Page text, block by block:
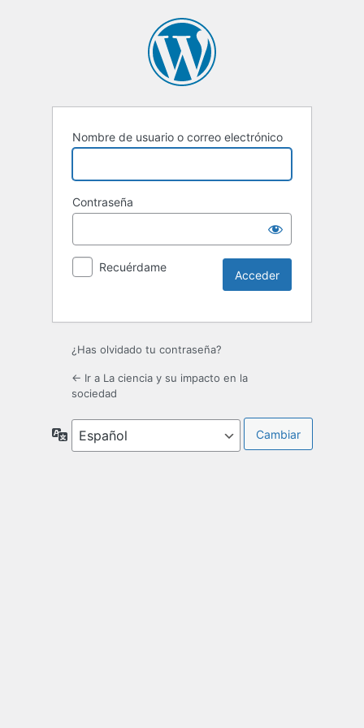
Nombre de usuario o correo electrónico
Contraseña
Recuérdame
¿Has olvidado tu contraseña?
← Ir a La ciencia y su impacto en la
sociedad
Idioma